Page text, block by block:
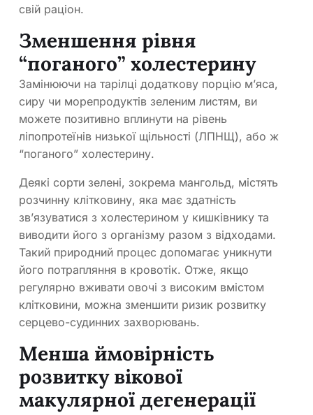
свій раціон.
Зменшення рівня
“поганого” холестерину
Замінюючи на тарілці додаткову порцію м’яса,
сиру чи морепродуктів зеленим листям, ви
можете позитивно вплинути на рівень
ліпопротеїнів низької щільності (ЛПНЩ), або ж
“поганого” холестерину.
Деякі сорти зелені, зокрема мангольд, містять
розчинну клітковину, яка має здатність
зв’язуватися з холестерином у кишківнику та
виводити його з організму разом з відходами.
Такий природний процес допомагає уникнути
його потрапляння в кровотік. Отже, якщо
регулярно вживати овочі з високим вмістом
клітковини, можна зменшити ризик розвитку
серцево-судинних захворювань.
Менша ймовірність
розвитку вікової
макулярної дегенерації